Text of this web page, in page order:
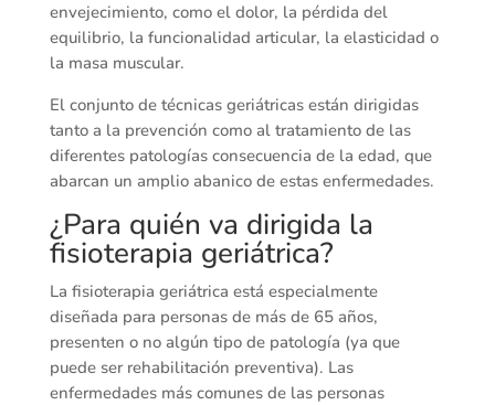
envejecimiento, como el dolor, la pérdida del
equilibrio, la funcionalidad articular, la elasticidad o
la masa muscular.
El conjunto de técnicas geriátricas están dirigidas
tanto a la prevención como al tratamiento de las
diferentes patologías consecuencia de la edad, que
abarcan un amplio abanico de estas enfermedades.
¿Para quién va dirigida la
fisioterapia geriátrica?
La fisioterapia geriátrica está especialmente
diseñada para personas de más de 65 años,
presenten o no algún tipo de patología (ya que
puede ser rehabilitación preventiva). Las
enfermedades más comunes de las personas